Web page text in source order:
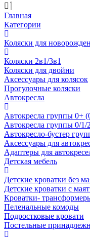
Главная
Категории
Коляски для
Коляски 2в1/3в1
Коляски для двойни
Аксессуары для колясок
Прогулочные коляски
Автокресла
Автокресла группы 0+
Автокресла группы 0/1/
Автокресло-бустер
Аксессуары для
Адаптеры для
Детская мебель
Детские кроватки без
Детские кроватки с
Кроватки-
Пеленальные комоды
Подростковые кровати
Постельные